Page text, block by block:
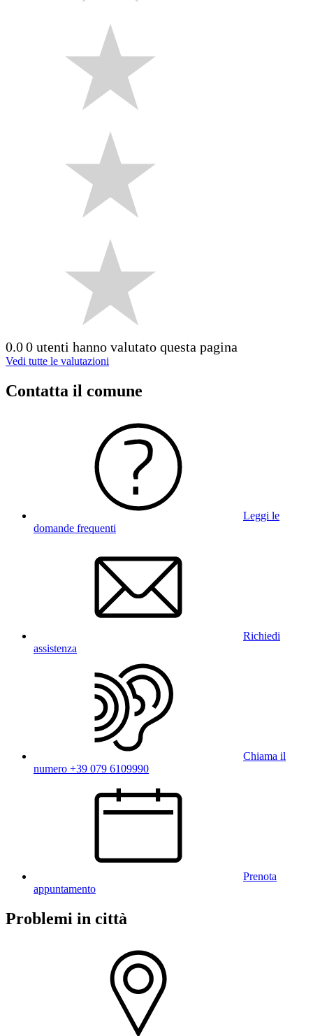
0.00 utenti hanno valutato questa pagina
Vedi tutte le valutazioni
Contatta il comune
Leggi le
domande frequenti
Richiedi
assistenza
Chiama il
numero +39 079 6109990
Prenota
appuntamento
Problemi in città